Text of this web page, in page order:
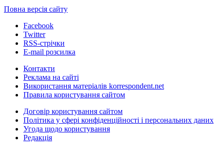
Повна версія сайту
Facebook
Twitter
RSS-стрічки
E-mail розсилка
Контакти
Реклама на сайті
Використання матеріалів korrespondent.net
Правила користування сайтом
Договір користування сайтом
Політика у сфері конфіденційності і персональних даних
Угода щодо користування
Редакція